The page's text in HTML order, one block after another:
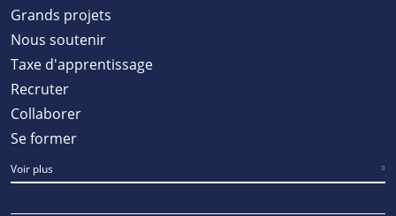
Grands projets
Nous soutenir
Taxe d'apprentissage
Recruter
Collaborer
Se former
Voir plus